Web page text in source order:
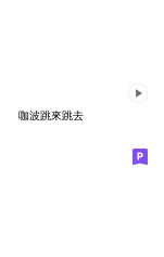
咖波跳來跳去